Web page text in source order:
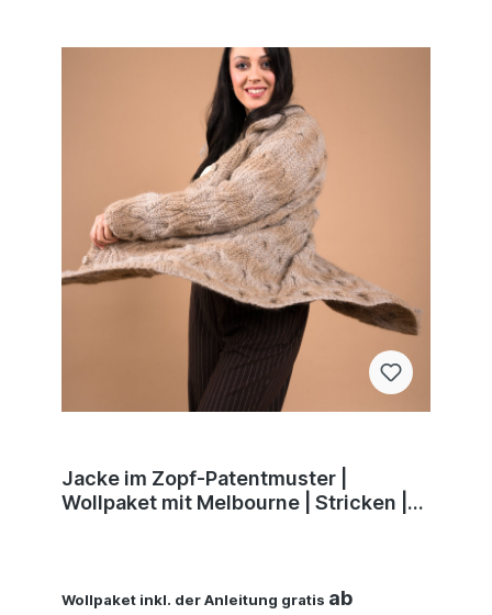
Jacke im Zopf-Patentmuster |
Wollpaket mit Melbourne | Stricken |
Wollpaket inkl. der Anleitung gratis ab